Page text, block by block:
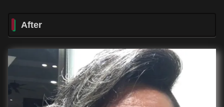
After